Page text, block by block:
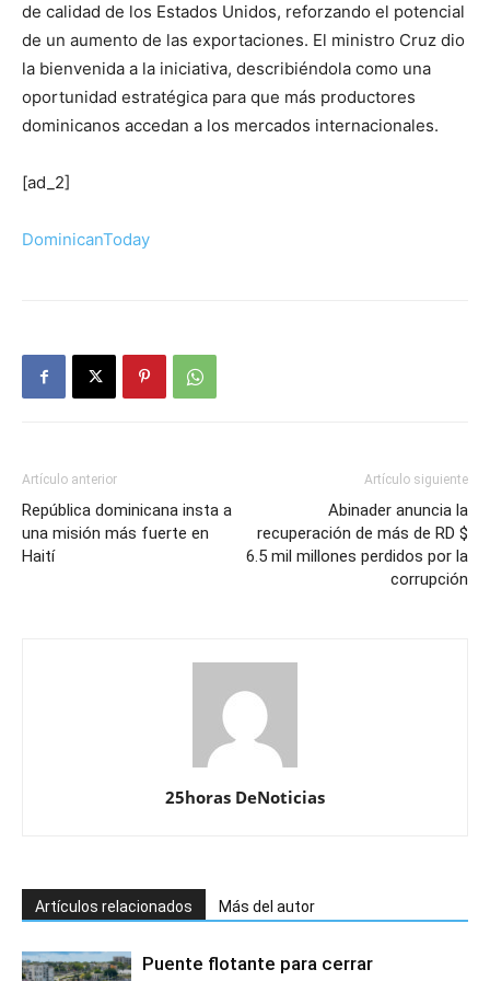
de calidad de los Estados Unidos, reforzando el potencial
de un aumento de las exportaciones. El ministro Cruz dio
la bienvenida a la iniciativa, describiéndola como una
oportunidad estratégica para que más productores
dominicanos accedan a los mercados internacionales.
[ad_2]
DominicanToday
Artículo anterior
República dominicana insta a
una misión más fuerte en
Haití
Artículo siguiente
Abinader anuncia la
recuperación de más de RD $
6.5 mil millones perdidos por la
corrupción
25horas DeNoticias
Artículos relacionados Más del autor
Puente flotante para cerrar